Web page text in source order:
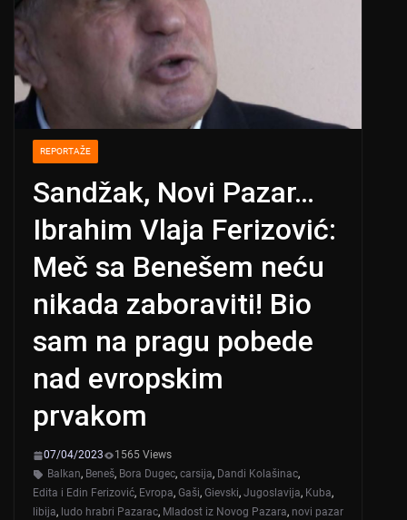
REPORTAŽE
Sandžak, Novi Pazar…
Ibrahim Vlaja Ferizović:
Meč sa Benešem neću
nikada zaboraviti! Bio
sam na pragu pobede
nad evropskim
prvakom
07/04/2023
1565 Views
Balkan, Beneš, Bora Dugec, carsija, Dandi Kolašinac,
Edita i Edin Ferizović, Evropa, Gaši, Gievski, Jugoslavija, Kuba,
libija, ludo hrabri Pazarac, Mladost iz Novog Pazara, novi pazar